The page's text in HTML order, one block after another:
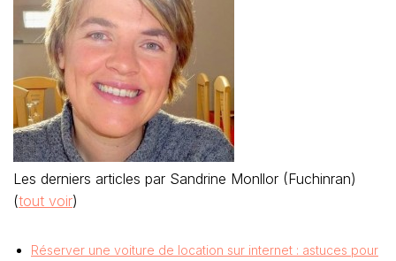
Les derniers articles par Sandrine Monllor (Fuchinran)
(tout voir)
Réserver une voiture de location sur internet : astuces pour